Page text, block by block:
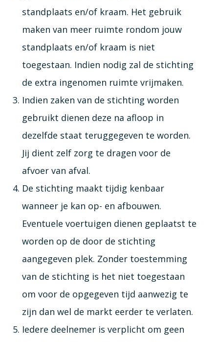
standplaats en/of kraam. Het gebruik
maken van meer ruimte rondom jouw
standplaats en/of kraam is niet
toegestaan. Indien nodig zal de stichting
de extra ingenomen ruimte vrijmaken.
Indien zaken van de stichting worden
gebruikt dienen deze na afloop in
dezelfde staat teruggegeven te worden.
Jij dient zelf zorg te dragen voor de
afvoer van afval.
De stichting maakt tijdig kenbaar
wanneer je kan op- en afbouwen.
Eventuele voertuigen dienen geplaatst te
worden op de door de stichting
aangegeven plek. Zonder toestemming
van de stichting is het niet toegestaan
om voor de opgegeven tijd aanwezig te
zijn dan wel de markt eerder te verlaten.
Iedere deelnemer is verplicht om geen